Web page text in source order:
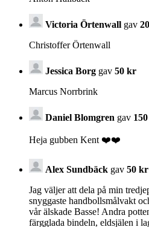
Victoria Örtenwall gav
Christoffer Örtenwall
Jessica Borg gav 50 kr
Marcus Norrbrink
Daniel Blomgren gav
Heja gubben Kent ❤️❤️
Alex Sundbäck gav 50 kr
Jag väljer att dela på min
snyggaste handbollsmålvakt
vår älskade Basse! Andra
färgglada bindeln, eldsjälen i